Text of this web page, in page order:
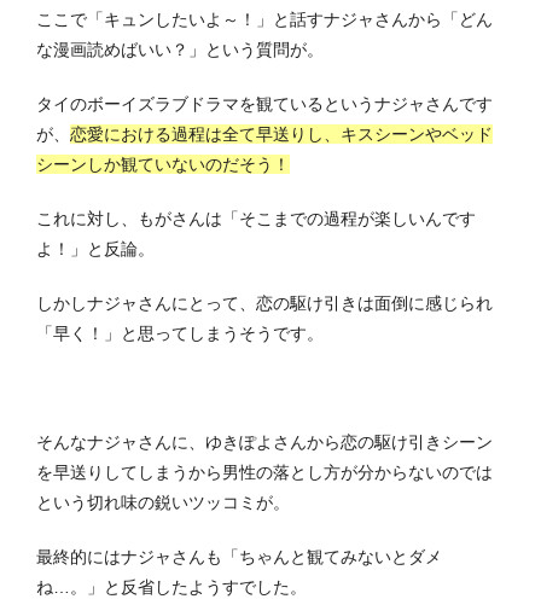
ここで「キュンしたいよ～！」と話すナジャさんから「どん
な漫画読めばいい？」という質問が。
タイのボーイズラブドラマを観ているというナジャさんです
が、 恋愛における過程は全て早送りし、キスシーンやベッド
シーンしか観ていないのだそう！
これに対し、もがさんは「そこまでの過程が楽しいんです
よ！」と反論。
しかしナジャさんにとって、恋の駆け引きは面倒に感じられ
「早く！」と思ってしまうそうです。
そんなナジャさんに、ゆきぽよさんから恋の駆け引きシーン
を早送りしてしまうから男性の落とし方が分からないのでは
という切れ味の鋭いツッコミが。
最終的にはナジャさんも「ちゃんと観てみないとダメ
ね…。」と反省したようすでした。